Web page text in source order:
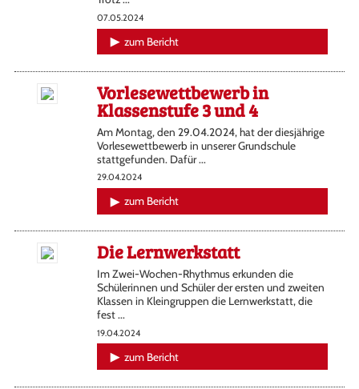
07.05.2024
zum Bericht
Vorlesewettbewerb in
Klassenstufe 3 und 4
Am Montag, den 29.04.2024, hat der diesjährige
Vorlesewettbewerb in unserer Grundschule
stattgefunden. Dafür ...
29.04.2024
zum Bericht
Die Lernwerkstatt
Im Zwei-Wochen-Rhythmus erkunden die
Schülerinnen und Schüler der ersten und zweiten
Klassen in Kleingruppen die Lernwerkstatt, die
fest ...
19.04.2024
zum Bericht